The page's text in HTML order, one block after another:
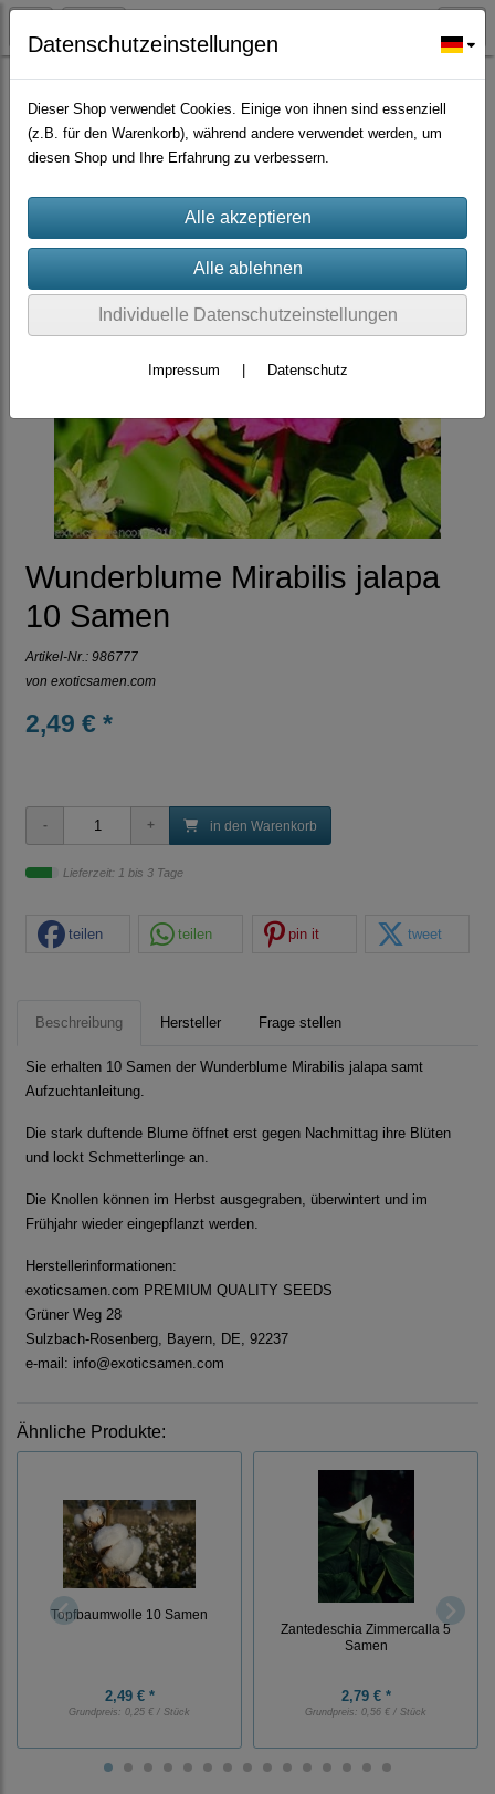
Zierpflanzen
Wunderblume Mirabilis jalapa
10 Samen
Artikel-Nr.: 986777
von exoticsamen.com
2,49 € *
in den Warenkorb
Lieferzeit: 1 bis 3 Tage
teilen teilen pin it tweet
Beschreibung Hersteller Frage stellen
Sie erhalten 10 Samen der Wunderblume Mirabilis jalapa samt
Aufzuchtanleitung.
Die stark duftende Blume öffnet erst gegen Nachmittag ihre Blüten
und lockt Schmetterlinge an.
Die Knollen können im Herbst ausgegraben, überwintert und im
Frühjahr wieder eingepflanzt werden.
Herstellerinformationen:
exoticsamen.com PREMIUM QUALITY SEEDS
Grüner Weg 28
Sulzbach-Rosenberg, Bayern, DE, 92237
e-mail: info@exoticsamen.com
Ähnliche Produkte:
Topfbaumwolle 10 Samen
2,49 € *
Grundpreis: 0,25 € / Stück
Zantedeschia Zimmercalla 5
Samen
2,79 € *
Grundpreis: 0,56 € / Stück
Datenschutzeinstellungen
Dieser Shop verwendet Cookies. Einige von ihnen sind essenziell
(z.B. für den Warenkorb), während andere verwendet werden, um
diesen Shop und Ihre Erfahrung zu verbessern.
Individuelle Datenschutzeinstellungen
Impressum Datenschutz